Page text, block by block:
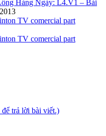
Hàng Ngày: L4.V1 – Bài
TV comercial part
TV comercial part
trả lời bài viết.)